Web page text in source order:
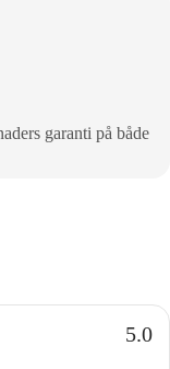
garanti på både
5.0